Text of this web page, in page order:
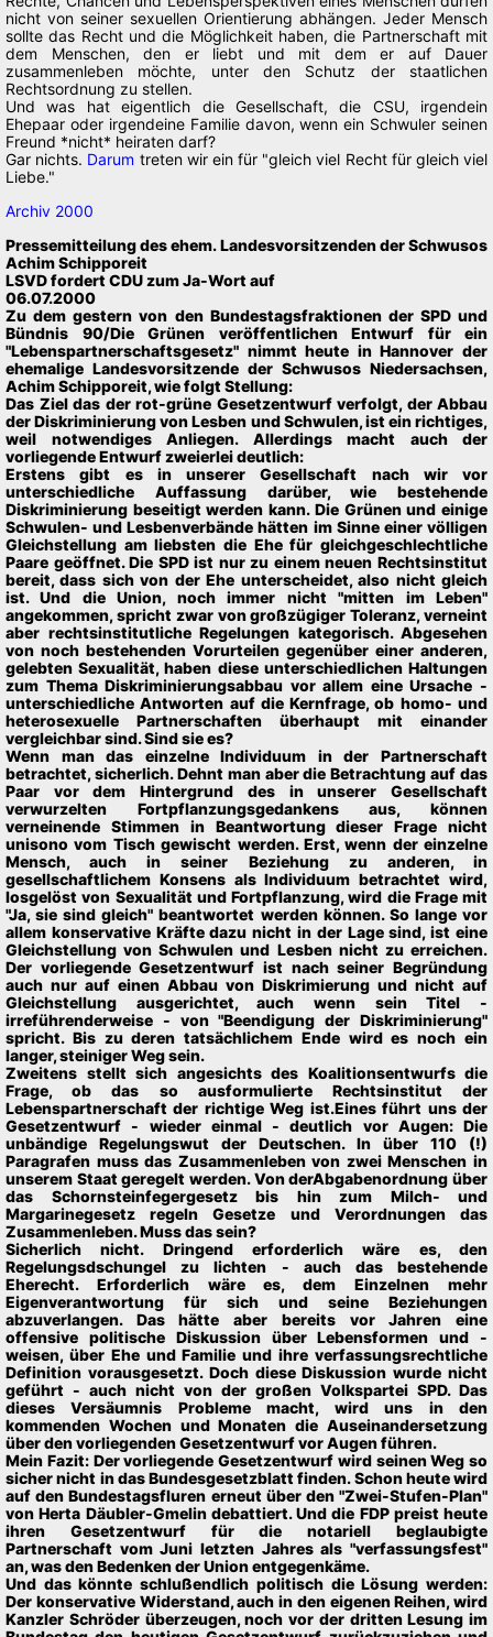
nicht von seiner sexuellen Orientierung abhängen. Jeder Mensch
sollte das Recht und die Möglichkeit haben, die Partnerschaft mit
dem Menschen, den er liebt und mit dem er auf Dauer
zusammenleben möchte, unter den Schutz der staatlichen
Rechtsordnung zu stellen.
Und was hat eigentlich die Gesellschaft, die CSU, irgendein
Ehepaar oder irgendeine Familie davon, wenn ein Schwuler seinen
Freund *nicht* heiraten darf?
Gar nichts. Darum treten wir ein für "gleich viel Recht für gleich viel
Liebe."
Archiv 2000
Pressemitteilung des ehem. Landesvorsitzenden der Schwusos
Achim Schipporeit
LSVD fordert CDU zum Ja-Wort auf
06.07.2000
Zu dem gestern von den Bundestagsfraktionen der SPD und
Bündnis 90/Die Grünen veröffentlichen Entwurf für ein
"Lebenspartnerschaftsgesetz" nimmt heute in Hannover der
ehemalige Landesvorsitzende der Schwusos Niedersachsen,
Achim Schipporeit, wie folgt Stellung:
Das Ziel das der rot-grüne Gesetzentwurf verfolgt, der Abbau
der Diskriminierung von Lesben und Schwulen, ist ein richtiges,
weil notwendiges Anliegen. Allerdings macht auch der
vorliegende Entwurf zweierlei deutlich:
Erstens gibt es in unserer Gesellschaft nach wir vor
unterschiedliche Auffassung darüber, wie bestehende
Diskriminierung beseitigt werden kann. Die Grünen und einige
Schwulen- und Lesbenverbände hätten im Sinne einer völligen
Gleichstellung am liebsten die Ehe für gleichgeschlechtliche
Paare geöffnet. Die SPD ist nur zu einem neuen Rechtsinstitut
bereit, dass sich von der Ehe unterscheidet, also nicht gleich
ist. Und die Union, noch immer nicht "mitten im Leben"
angekommen, spricht zwar von großzügiger Toleranz, verneint
aber rechtsinstitutliche Regelungen kategorisch. Abgesehen
von noch bestehenden Vorurteilen gegenüber einer anderen,
gelebten Sexualität, haben diese unterschiedlichen Haltungen
zum Thema Diskriminierungsabbau vor allem eine Ursache -
unterschiedliche Antworten auf die Kernfrage, ob homo- und
heterosexuelle Partnerschaften überhaupt mit einander
vergleichbar sind. Sind sie es?
Wenn man das einzelne Individuum in der Partnerschaft
betrachtet, sicherlich. Dehnt man aber die Betrachtung auf das
Paar vor dem Hintergrund des in unserer Gesellschaft
verwurzelten Fortpflanzungsgedankens aus, können
verneinende Stimmen in Beantwortung dieser Frage nicht
unisono vom Tisch gewischt werden. Erst, wenn der einzelne
Mensch, auch in seiner Beziehung zu anderen, in
gesellschaftlichem Konsens als Individuum betrachtet wird,
losgelöst von Sexualität und Fortpflanzung, wird die Frage mit
"Ja, sie sind gleich" beantwortet werden können. So lange vor
allem konservative Kräfte dazu nicht in der Lage sind, ist eine
Gleichstellung von Schwulen und Lesben nicht zu erreichen.
Der vorliegende Gesetzentwurf ist nach seiner Begründung
auch nur auf einen Abbau von Diskrimierung und nicht auf
Gleichstellung ausgerichtet, auch wenn sein Titel -
irreführenderweise - von "Beendigung der Diskriminierung"
spricht. Bis zu deren tatsächlichem Ende wird es noch ein
langer, steiniger Weg sein.
Zweitens stellt sich angesichts des Koalitionsentwurfs die
Frage, ob das so ausformulierte Rechtsinstitut der
Lebenspartnerschaft der richtige Weg ist.Eines führt uns der
Gesetzentwurf - wieder einmal - deutlich vor Augen: Die
unbändige Regelungswut der Deutschen. In über 110 (!)
Paragrafen muss das Zusammenleben von zwei Menschen in
unserem Staat geregelt werden. Von derAbgabenordnung über
das Schornsteinfegergesetz bis hin zum Milch- und
Margarinegesetz regeln Gesetze und Verordnungen das
Zusammenleben. Muss das sein?
Sicherlich nicht. Dringend erforderlich wäre es, den
Regelungsdschungel zu lichten - auch das bestehende
Eherecht. Erforderlich wäre es, dem Einzelnen mehr
Eigenverantwortung für sich und seine Beziehungen
abzuverlangen. Das hätte aber bereits vor Jahren eine
offensive politische Diskussion über Lebensformen und -
weisen, über Ehe und Familie und ihre verfassungsrechtliche
Definition vorausgesetzt. Doch diese Diskussion wurde nicht
geführt - auch nicht von der großen Volkspartei SPD. Das
dieses Versäumnis Probleme macht, wird uns in den
kommenden Wochen und Monaten die Auseinandersetzung
über den vorliegenden Gesetzentwurf vor Augen führen.
Mein Fazit: Der vorliegende Gesetzentwurf wird seinen Weg so
sicher nicht in das Bundesgesetzblatt finden. Schon heute wird
auf den Bundestagsfluren erneut über den "Zwei-Stufen-Plan"
von Herta Däubler-Gmelin debattiert. Und die FDP preist heute
ihren Gesetzentwurf für die notariell beglaubigte
Partnerschaft vom Juni letzten Jahres als "verfassungsfest"
an, was den Bedenken der Union entgegenkäme.
Und das könnte schlußendlich politisch die Lösung werden:
Der konservative Widerstand, auch in den eigenen Reihen, wird
Kanzler Schröder überzeugen, noch vor der dritten Lesung im